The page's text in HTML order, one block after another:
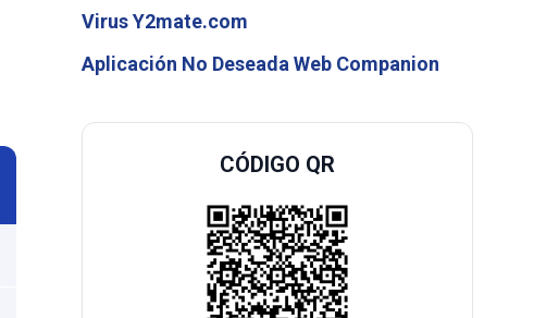
Virus Y2mate.com
Aplicación No Deseada Web Companion
CÓDIGO QR